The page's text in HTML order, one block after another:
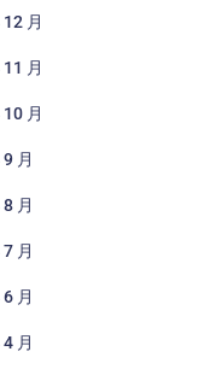
月
月
月
月
月
月
月
月